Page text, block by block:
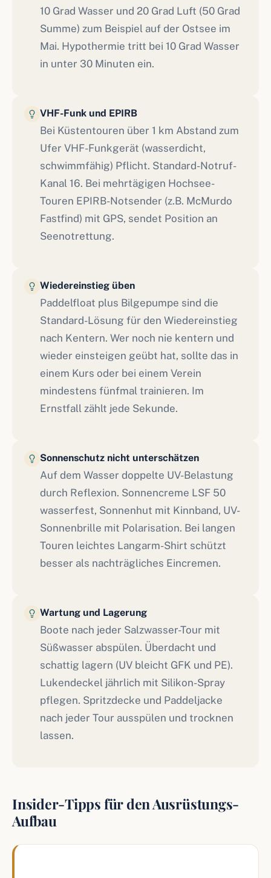
10 Grad Wasser und 20 Grad Luft (50 Grad
Summe) zum Beispiel auf der Ostsee im
Mai. Hypothermie tritt bei 10 Grad Wasser
in unter 30 Minuten ein.
VHF-Funk und EPIRB
Bei Küstentouren über 1 km Abstand zum
Ufer VHF-Funkgerät (wasserdicht,
schwimmfähig) Pflicht. Standard-Notruf-
Kanal 16. Bei mehrtägigen Hochsee-
Touren EPIRB-Notsender (z.B. McMurdo
Fastfind) mit GPS, sendet Position an
Seenotrettung.
Wiedereinstieg üben
Paddelfloat plus Bilgepumpe sind die
Standard-Lösung für den Wiedereinstieg
nach Kentern. Wer noch nie kentern und
wieder einsteigen geübt hat, sollte das in
einem Kurs oder bei einem Verein
mindestens fünfmal trainieren. Im
Ernstfall zählt jede Sekunde.
Sonnenschutz nicht unterschätzen
Auf dem Wasser doppelte UV-Belastung
durch Reflexion. Sonnencreme LSF 50
wasserfest, Sonnenhut mit Kinnband, UV-
Sonnenbrille mit Polarisation. Bei langen
Touren leichtes Langarm-Shirt schützt
besser als nachträgliches Eincremen.
Wartung und Lagerung
Boote nach jeder Salzwasser-Tour mit
Süßwasser abspülen. Überdacht und
schattig lagern (UV bleicht GFK und PE).
Lukendeckel jährlich mit Silikon-Spray
pflegen. Spritzdecke und Paddeljacke
nach jeder Tour ausspülen und trocknen
lassen.
Insider-Tipps für den Ausrüstungs-
Aufbau